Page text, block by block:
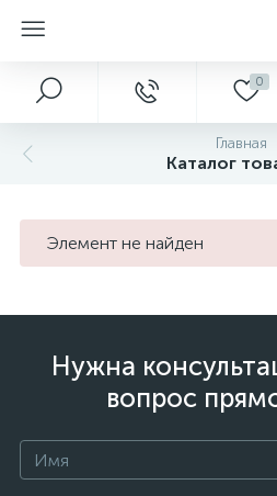
0
Главная
Каталог
Элемент не найден
Нужна
вопрос